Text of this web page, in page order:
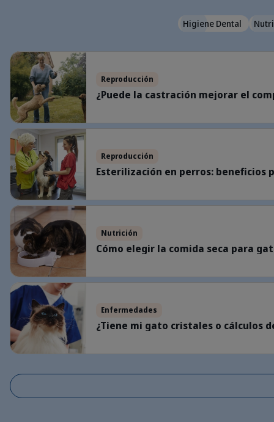
Higiene Dental
Reproducción
¿Puede la castración mejorar el
¿Puede la castración mejorar el comportamiento de mi perro?
Reproducción
Esterilización en perros: beneficios
Esterilización en perros: beneficios para la salud, riesgos y mucho más
Nutrición
Cómo elegir la comida seca para
Cómo elegir la comida seca para gatos adecuada para tu mascota
Enfermedades
¿Tiene mi gato cristales o cálculos
¿Tiene mi gato cristales o cálculos de estruvita? Cómo detectar a